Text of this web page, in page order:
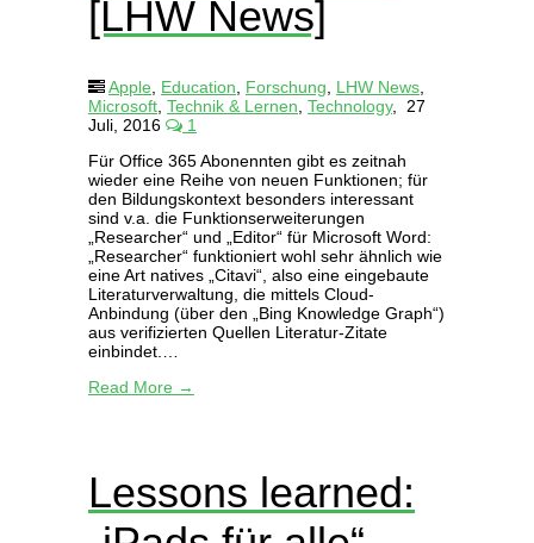
[LHW News]
Apple Education Forschung LHW News
Microsoft Technik & Lernen Technology,
27
Juli, 2016
1
Für Office 365 Abonennten gibt es zeitnah
wieder eine Reihe von neuen Funktionen; für
den Bildungskontext besonders interessant
sind v.a. die Funktionserweiterungen
„Researcher“ und „Editor“ für Microsoft Word:
„Researcher“ funktioniert wohl sehr ähnlich wie
eine Art natives „Citavi“, also eine eingebaute
Literaturverwaltung, die mittels Cloud-
Anbindung (über den „Bing Knowledge Graph“)
aus verifizierten Quellen Literatur-Zitate
einbindet.…
Read More →
Lessons learned: